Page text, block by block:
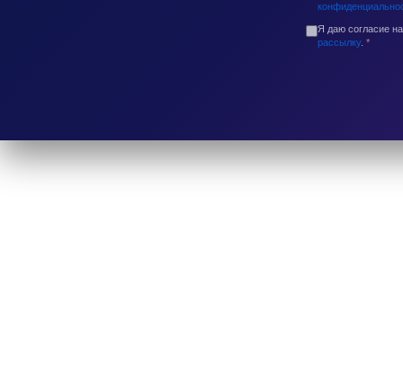
Я даю согласие
рассылку. *